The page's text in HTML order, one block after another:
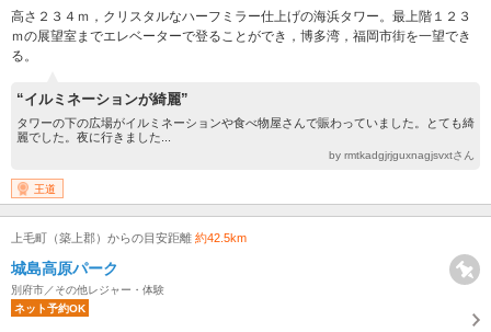
高さ２３４ｍ，クリスタルなハーフミラー仕上げの海浜タワー。最上階１２３
ｍの展望室までエレベーターで登ることができ，博多湾，福岡市街を一望でき
る。
“イルミネーションが綺麗”
タワーの下の広場がイルミネーションや食べ物屋さんで賑わっていました。とても綺
麗でした。夜に行きました...
by rmtkadgjrjguxnagjsvxtさん
王道
上毛町（築上郡）からの目安距離 約42.5km
城島高原パーク
別府市／その他レジャー・体験
ネット予約OK